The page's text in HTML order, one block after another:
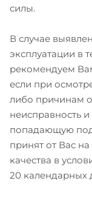
силы.
В случае
эксплуатации в
рекомендуем
если при
либо причинам
неисправность
попадающую
принят от Вас
качества в
20 календарных